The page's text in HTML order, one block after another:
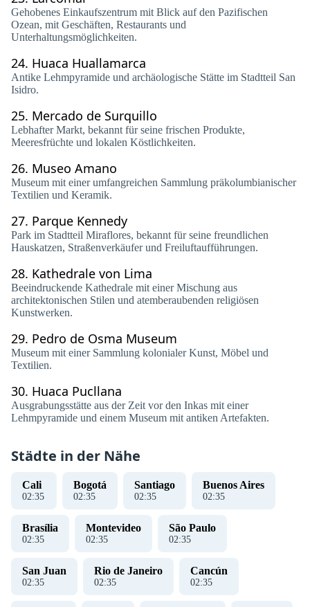
Gehobenes Einkaufszentrum mit Blick auf den Pazifischen
Ozean, mit Geschäften, Restaurants und
Unterhaltungsmöglichkeiten.
24. Huaca Huallamarca
Antike Lehmpyramide und archäologische Stätte im Stadtteil San
Isidro.
25. Mercado de Surquillo
Lebhafter Markt, bekannt für seine frischen Produkte,
Meeresfrüchte und lokalen Köstlichkeiten.
26. Museo Amano
Museum mit einer umfangreichen Sammlung präkolumbianischer
Textilien und Keramik.
27. Parque Kennedy
Park im Stadtteil Miraflores, bekannt für seine freundlichen
Hauskatzen, Straßenverkäufer und Freiluftaufführungen.
28. Kathedrale von Lima
Beeindruckende Kathedrale mit einer Mischung aus
architektonischen Stilen und atemberaubenden religiösen
Kunstwerken.
29. Pedro de Osma Museum
Museum mit einer Sammlung kolonialer Kunst, Möbel und
Textilien.
30. Huaca Pucllana
Ausgrabungsstätte aus der Zeit vor den Inkas mit einer
Lehmpyramide und einem Museum mit antiken Artefakten.
Städte in der Nähe
Cali
02:35
Bogotá
02:35
Santiago
02:35
Buenos Aires
02:35
Brasília
02:35
Montevideo
02:35
São Paulo
02:35
San Juan
02:35
Rio de Janeiro
02:35
Cancún
02:35